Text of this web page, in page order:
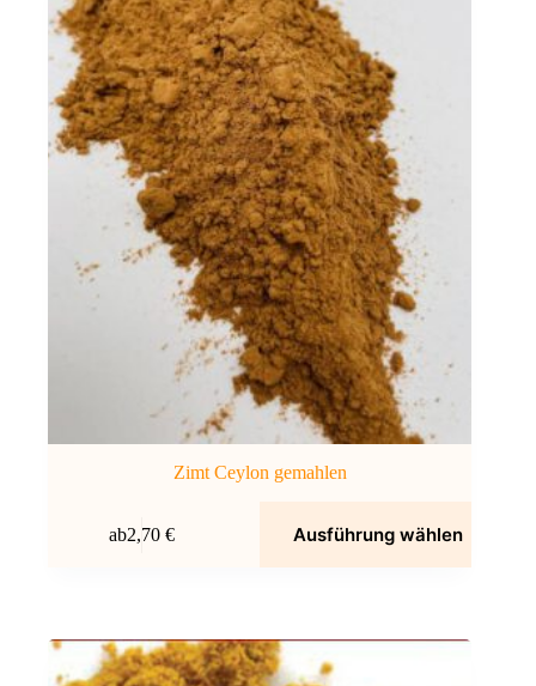
Zimt Ceylon gemahlen
ab2,70€ Ausführung wählen
Die
Optionen